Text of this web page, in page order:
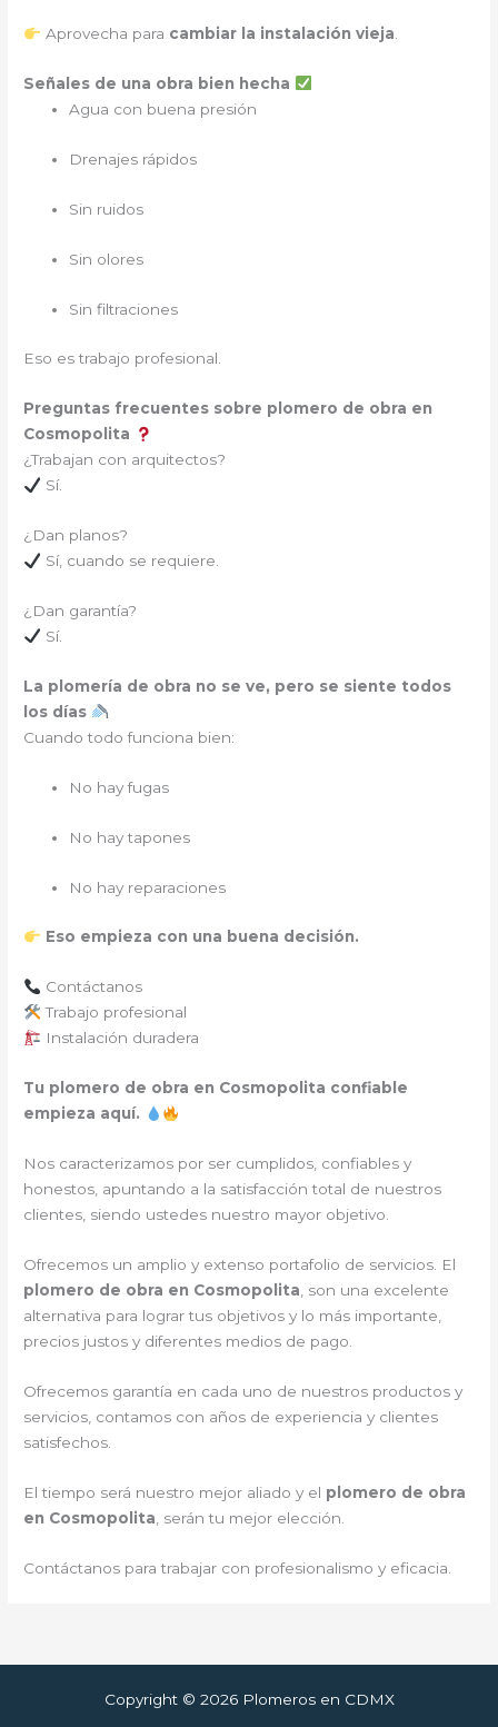
Aprovecha para cambiar la instalación vieja
Señales de una obra bien hecha
Agua con buena presión
Drenajes rápidos
Sin ruidos
Sin olores
Sin filtraciones
Eso es trabajo profesional.
Preguntas frecuentes sobre plomero de obra en
Cosmopolita
¿Trabajan con arquitectos?
Sí.
¿Dan planos?
Sí, cuando se requiere.
¿Dan garantía?
Sí.
La plomería de obra no se ve, pero se siente todos
los días
Cuando todo funciona bien:
No hay fugas
No hay tapones
No hay reparaciones
Eso empieza con una buena decisión.
Contáctanos
Trabajo profesional
Instalación duradera
Tu plomero de obra en Cosmopolita confiable
empieza aquí.
Nos caracterizamos por ser cumplidos, confiables y
honestos, apuntando a la satisfacción total de nuestros
clientes, siendo ustedes nuestro mayor objetivo.
Ofrecemos un amplio y extenso portafolio de servicios. El
plomero de obra en Cosmopolita , son una excelente
alternativa para lograr tus objetivos y lo más importante,
precios justos y diferentes medios de pago.
Ofrecemos garantía en cada uno de nuestros productos y
servicios, contamos con años de experiencia y clientes
satisfechos.
El tiempo será nuestro mejor aliado y el plomero de obra
en Cosmopolita , serán tu mejor elección.
Contáctanos para trabajar con profesionalismo y eficacia.
Copyright © 2026 Plomeros en CDMX